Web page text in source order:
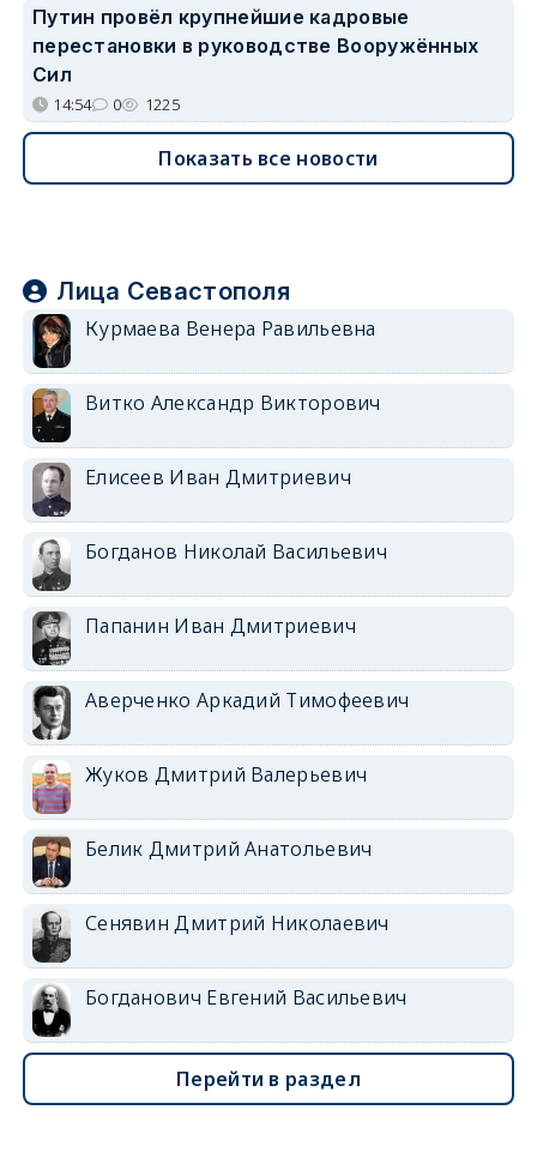
Путин провёл крупнейшие кадровые
перестановки в руководстве Вооружённых
Сил
14:54 0 1225
Показать все новости
Лица Севастополя
Курмаева Венера Равильевна
Витко Александр Викторович
Елисеев Иван Дмитриевич
Богданов Николай Васильевич
Папанин Иван Дмитриевич
Аверченко Аркадий Тимофеевич
Жуков Дмитрий Валерьевич
Белик Дмитрий Анатольевич
Сенявин Дмитрий Николаевич
Богданович Евгений Васильевич
Перейти в раздел